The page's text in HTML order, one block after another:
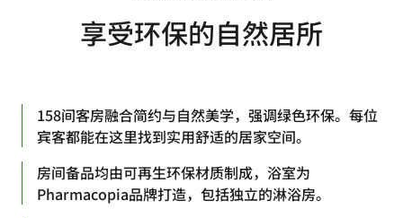
享受环保的自然居所
158间客房融合简约与自然美学，强调绿色环保。每位
宾客都能在这里找到实用舒适的居家空间。
房间备品均由可再生环保材质制成，浴室为
Pharmacopia品牌打造，包括独立的淋浴房。